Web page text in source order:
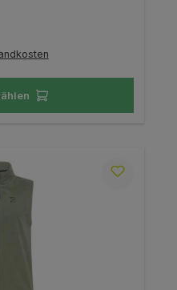
verfügbar.)
nicht verfügbar.)